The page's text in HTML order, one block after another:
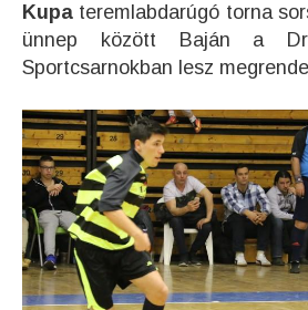
Kupa teremlabdarúgó torna
ünnep között Baján a
Sportcsarnokban lesz